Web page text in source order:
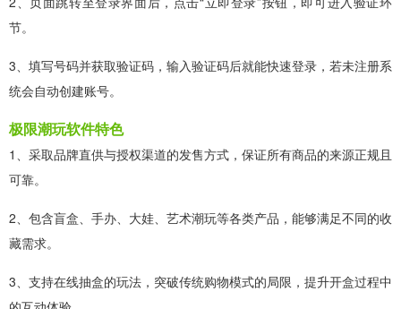
节。
3、填写号码并获取验证码，输入验证码后就能快速登录，若未注册系
统会自动创建账号。
极限潮玩软件特色
1、采取品牌直供与授权渠道的发售方式，保证所有商品的来源正规且
可靠。
2、包含盲盒、手办、大娃、艺术潮玩等各类产品，能够满足不同的收
藏需求。
3、支持在线抽盒的玩法，突破传统购物模式的局限，提升开盒过程中